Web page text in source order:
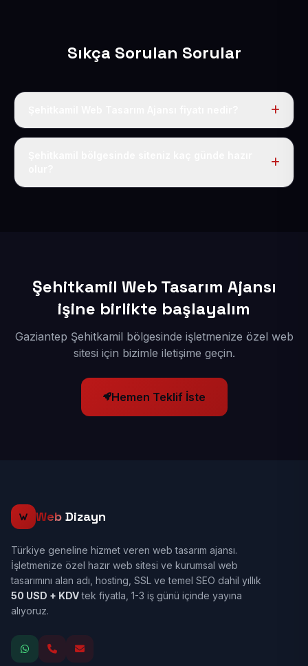
Sıkça Sorulan Sorular
Tek fiyat uygulanır: yıllık 50 USD + KDV. Bu bedele alan
Şehitkamil Web Tasarım Ajansı
işine birlikte başlayalım
Gaziantep Şehitkamil bölgesinde işletmenize özel web
sitesi için bizimle iletişime geçin.
Hemen Teklif İste
Web Dizayn
Türkiye geneline hizmet veren web tasarım ajansı.
İşletmenize özel hazır web sitesi ve kurumsal web
tasarımını alan adı, hosting, SSL ve temel SEO dahil yıllık
50 USD + KDVtek fiyatla, 1-3 iş günü içinde yayına
alıyoruz.